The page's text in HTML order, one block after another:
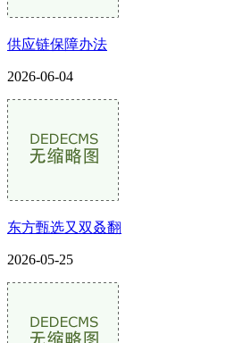
供应链保障办法
2026-06-04
东方甄选又双叒翻
2026-05-25